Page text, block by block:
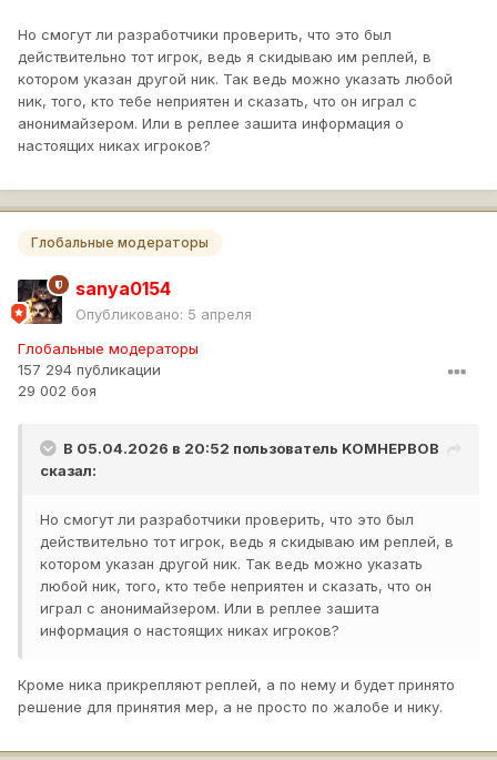
Но смогут ли разработчики проверить, что это был
действительно тот игрок, ведь я скидываю им реплей, в
котором указан другой ник. Так ведь можно указать любой
ник, того, кто тебе неприятен и сказать, что он играл с
анонимайзером. Или в реплее зашита информация о
настоящих никах игроков?
Глобальные модераторы
sanya0154
Опубликовано: 5 апреля
Глобальные модераторы
157 294 публикации
29 002 боя
В 05.04.2026 в 20:52 пользователь KOMHEPBOB
сказал:
Но смогут ли разработчики проверить, что это был
действительно тот игрок, ведь я скидываю им реплей, в
котором указан другой ник. Так ведь можно указать
любой ник, того, кто тебе неприятен и сказать, что он
играл с анонимайзером. Или в реплее зашита
информация о настоящих никах игроков?
Кроме ника прикрепляют реплей, а по нему и будет принято
решение для принятия мер, а не просто по жалобе и нику.